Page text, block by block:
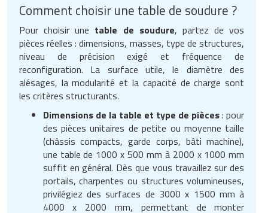
Comment choisir une table de soudure ?
Pour choisir une table de soudure, partez de vos
pièces réelles : dimensions, masses, type de structures,
niveau de précision exigé et fréquence de
reconfiguration. La surface utile, le diamètre des
alésages, la modularité et la capacité de charge sont
les critères structurants.
Dimensions de la table et type de pièces: pour
des pièces unitaires de petite ou moyenne taille
(châssis compacts, garde corps, bâti machine),
une table de 1000 x 500 mm à 2000 x 1000 mm
suffit en général. Dès que vous travaillez sur des
portails, charpentes ou structures volumineuses,
privilégiez des surfaces de 3000 x 1500 mm à
4000 x 2000 mm, permettant de monter